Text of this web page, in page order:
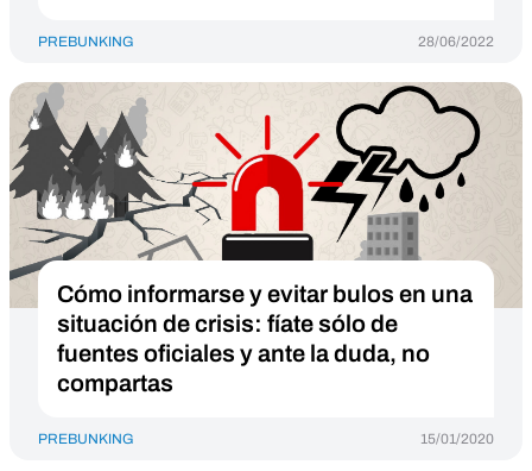
PREBUNKING 28/06/2022
Cómo informarse y evitar bulos en una
situación de crisis: fíate sólo de
fuentes oficiales y ante la duda, no
compartas
PREBUNKING 15/01/2020